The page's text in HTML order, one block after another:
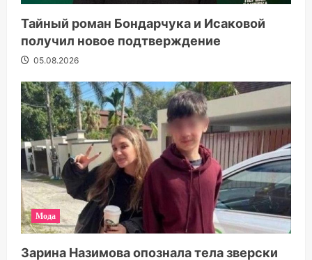
Тайный роман Бондарчука и Исаковой
получил новое подтверждение
05.08.2026
Мода
Зарина Назимова опознала тела зверски